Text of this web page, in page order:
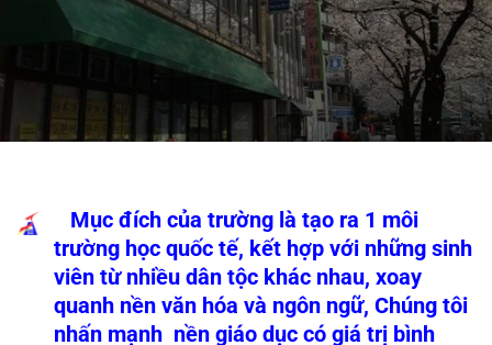
Mục đích của trường là tạo ra 1 môi
trường học quốc tế, kết hợp với những sinh
viên từ nhiều dân tộc khác nhau, xoay
quanh nền văn hóa và ngôn ngữ, Chúng tôi
nhấn mạnh nền giáo dục có giá trị bình